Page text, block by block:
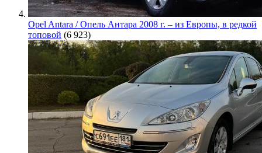
Opel Antara / Опель Антара 2008 г. – из Европы, в редкой
топовой (6 923)